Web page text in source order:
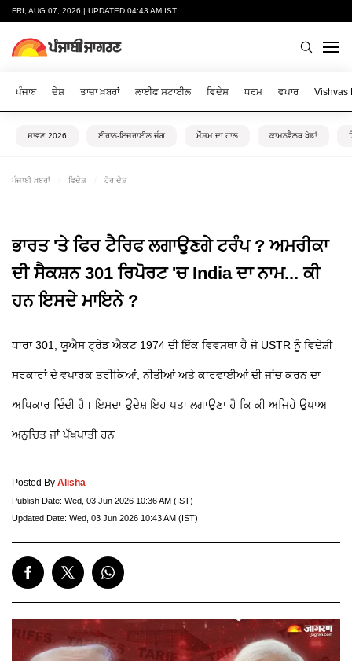
FRI, AUG 07, 2026 | UPDATED 04:43 AM IST
ਪੰਜਾਬ ਦੇਸ਼ ਤਾਜ਼ਾ ਖ਼ਬਰਾਂ ਲਾਈਫ ਸਟਾਈਲ ਵਿਦੇਸ਼ ਧਰਮ ਵਪਾਰ Vishvas
ਸਾਵਣ 2026 ਈਰਾਨ-ਇਜ਼ਰਾਈਲ ਜੰਗ ਮੌਸਮ ਦਾ ਹਾਲ ਕਾਮਨਵੈਲਥ ਖੇਡਾਂ
ਪੰਜਾਬੀ ਖ਼ਬਰਾਂ ਵਿਦੇਸ਼ ਹੋਰ ਦੇਸ਼
ਭਾਰਤ 'ਤੇ ਫਿਰ ਟੈਰਿਫ ਲਗਾਉਣਗੇ ਟਰੰਪ ? ਅਮਰੀਕਾ
ਦੀ ਸੈਕਸ਼ਨ 301 ਰਿਪੋਰਟ 'ਚ India ਦਾ ਨਾਮ... ਕੀ
ਹਨ ਇਸਦੇ ਮਾਇਨੇ ?
ਧਾਰਾ 301, ਯੂਐਸ ਟ੍ਰੇਡ ਐਕਟ 1974 ਦੀ ਇੱਕ ਵਿਵਸਥਾ ਹੈ ਜੋ USTR ਨੂੰ ਵਿਦੇਸ਼ੀ
ਸਰਕਾਰਾਂ ਦੇ ਵਪਾਰਕ ਤਰੀਕਿਆਂ, ਨੀਤੀਆਂ ਅਤੇ ਕਾਰਵਾਈਆਂ ਦੀ ਜਾਂਚ ਕਰਨ ਦਾ
ਅਧਿਕਾਰ ਦਿੰਦੀ ਹੈ। ਇਸਦਾ ਉਦੇਸ਼ ਇਹ ਪਤਾ ਲਗਾਉਣਾ ਹੈ ਕਿ ਕੀ ਅਜਿਹੇ ਉਪਾਅ
ਅਨੁਚਿਤ ਜਾਂ ਪੱਖਪਾਤੀ ਹਨ
Posted By Alisha
Publish Date: Wed, 03 Jun 2026 10:36 AM (IST)
Updated Date: Wed, 03 Jun 2026 10:43 AM (IST)